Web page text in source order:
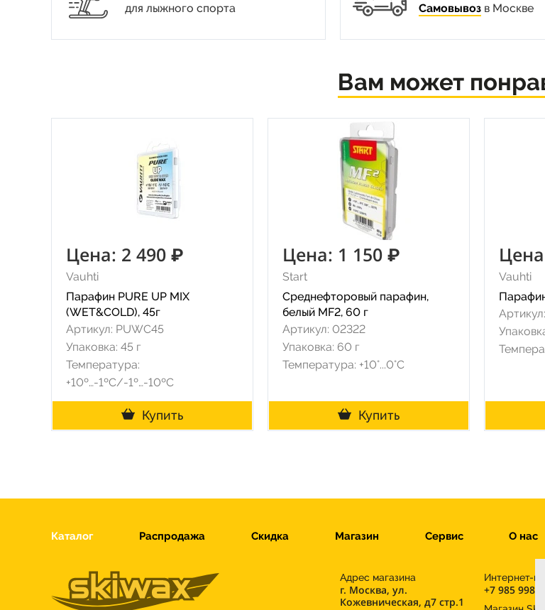
для лыжного спорта
Самовывозв Москве
Вам может
Цена: 2 490 ₽
Vauhti
Парафин PURE UP MIX
(WET&COLD), 45г
Артикул: PUWC45
Упаковка: 45 г
Температура:
+10º…-1ºC/-1º…-10ºC
Купить
Цена: 1 150 ₽
Start
Среднефторовый парафин,
белый MF2, 60 г
Артикул: 02322
Упаковка: 60 г
Температура: +10°...0°С
Купить
Vauhti
Каталог Распродажа Скидка Магазин Сервис О нас
Адрес магазина
г. Москва, ул.
Кожевническая, д7 стр.1
Интернет-
+7 985 998-